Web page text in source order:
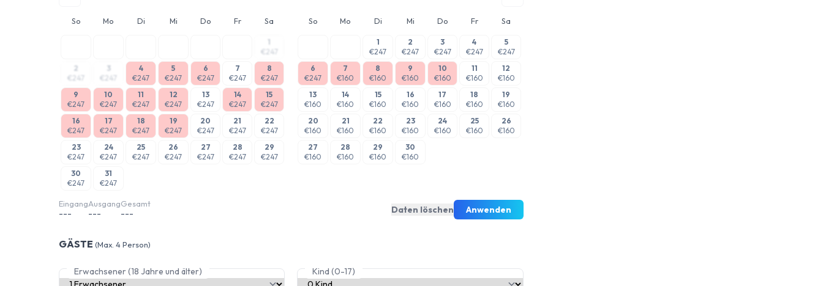
So Mo Di Mi Do Fr Sa
€247
2
€247
€247
4
€247
5
€247
6
€247
7
€247
8
€247
9
€247
10
€247
11
€247
12
€247
13
€247
14
€247
15
€247
16
€247
17
€247
18
€247
19
€247
20
€247
21
€247
22
€247
23
€247
24
€247
25
€247
26
€247
27
€247
28
€247
29
€247
30
€247
31
€247
So Mo Di Mi Do Fr Sa
1
€247
2
€247
3
€247
4
€247
5
€247
6
€247
7
€160
8
€160
9
€160
10
€160
11
€160
12
€160
13
€160
14
€160
15
€160
16
€160
17
€160
18
€160
19
€160
20
€160
21
€160
22
€160
23
€160
24
€160
25
€160
26
€160
27
€160
28
€160
29
€160
30
€160
Eingang
---
Ausgang
---
Gesamt
--- Daten löschen Anwenden
GÄSTE (Max. 4 Person)
Erwachsener (18 Jahre und älter) Kind (0-17)